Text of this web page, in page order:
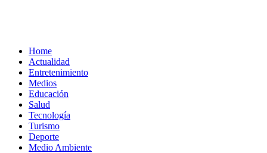
Home
Actualidad
Entretenimiento
Medios
Educación
Salud
Tecnología
Turismo
Deporte
Medio Ambiente